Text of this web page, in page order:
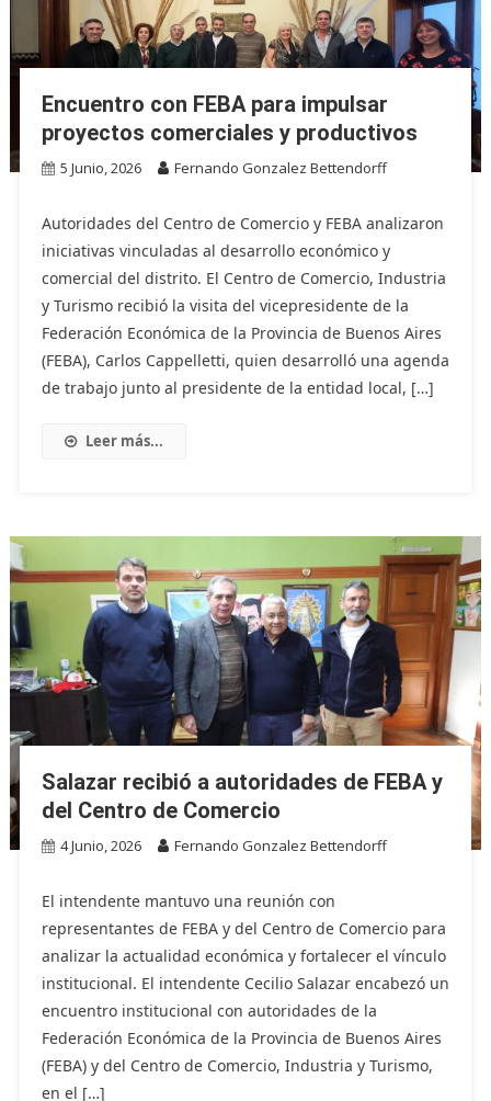
Encuentro con FEBA para impulsar
proyectos comerciales y productivos
5 Junio, 2026 Fernando Gonzalez Bettendorff
Autoridades del Centro de Comercio y FEBA analizaron
iniciativas vinculadas al desarrollo económico y
comercial del distrito. El Centro de Comercio, Industria
y Turismo recibió la visita del vicepresidente de la
Federación Económica de la Provincia de Buenos Aires
(FEBA), Carlos Cappelletti, quien desarrolló una agenda
de trabajo junto al presidente de la entidad local, […]
Leer más...
Salazar recibió a autoridades de FEBA y
del Centro de Comercio
4 Junio, 2026 Fernando Gonzalez Bettendorff
El intendente mantuvo una reunión con
representantes de FEBA y del Centro de Comercio para
analizar la actualidad económica y fortalecer el vínculo
institucional. El intendente Cecilio Salazar encabezó un
encuentro institucional con autoridades de la
Federación Económica de la Provincia de Buenos Aires
(FEBA) y del Centro de Comercio, Industria y Turismo,
en el […]